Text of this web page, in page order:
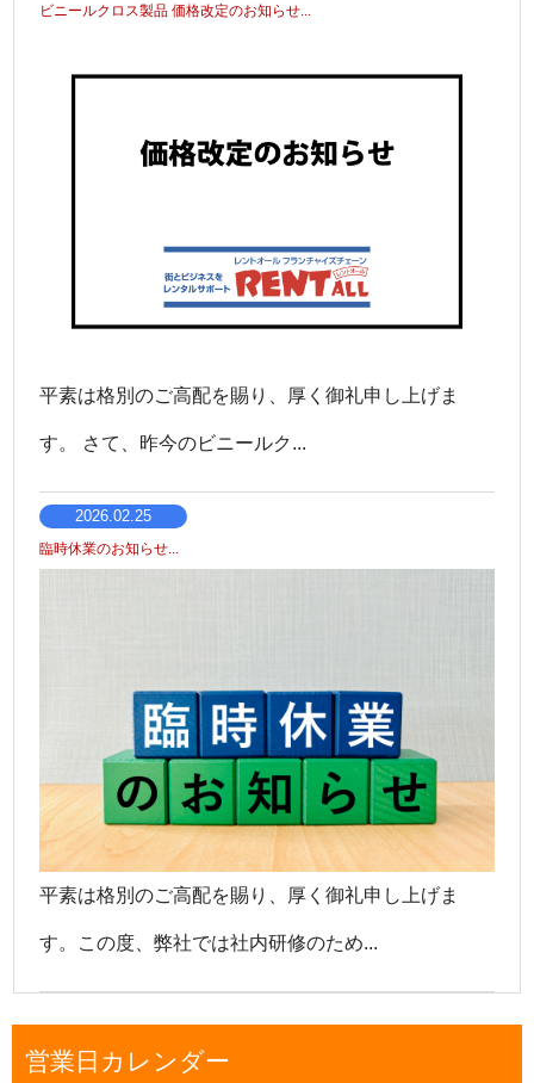
ビニールクロス製品 価格改定のお知らせ...
平素は格別のご高配を賜り、厚く御礼申し上げま
す。 さて、昨今のビニールク...
2026.02.25
臨時休業のお知らせ...
平素は格別のご高配を賜り、厚く御礼申し上げま
す。この度、弊社では社内研修のため...
営業日カレンダー